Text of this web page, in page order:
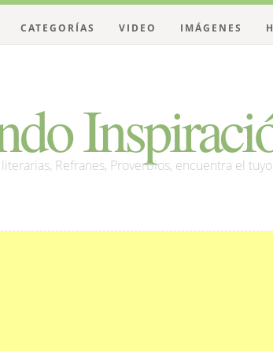
Refranes, Proverbios, encuentra el tuyo
CATEGORÍAS VIDEO IMÁGENES